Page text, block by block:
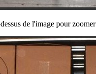
de l'image pour zoomer